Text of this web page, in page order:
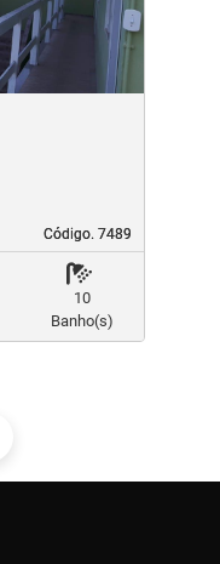
Código. 7489
Código. 7489
10
Banho(s)